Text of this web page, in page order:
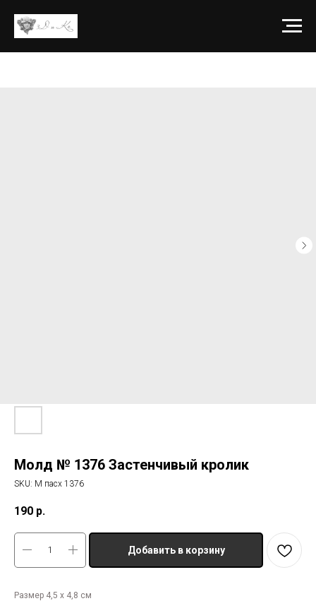
Молд № 1376 Застенчивый кролик
SKU: М пасх 1376
190 р.
Добавить в корзину
Размер 4,5 х 4,8 см